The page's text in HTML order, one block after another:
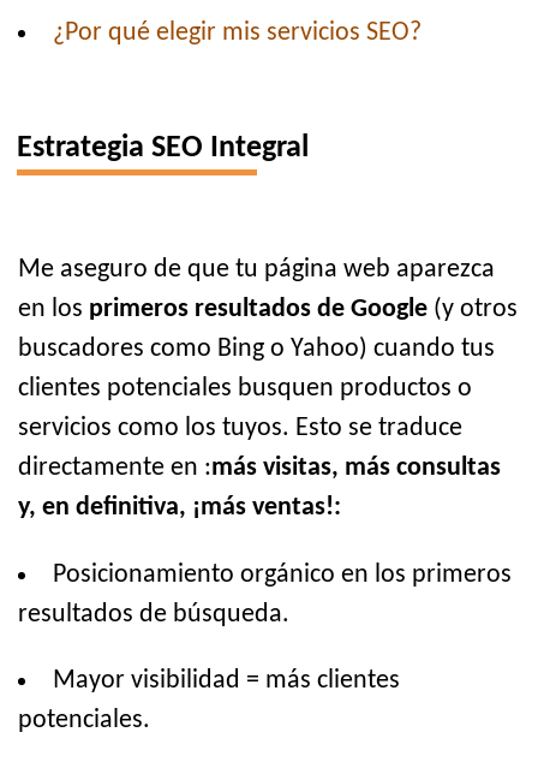
¿Por qué elegir mis servicios SEO?
Estrategia SEO Integral
Me aseguro de que tu página web aparezca
en los primeros resultados de Google (y otros
buscadores como Bing o Yahoo) cuando tus
clientes potenciales busquen productos o
servicios como los tuyos. Esto se traduce
directamente en :más visitas, más consultas
y, en definitiva, ¡más ventas!:
Posicionamiento orgánico en los primeros
resultados de búsqueda.
Mayor visibilidad = más clientes
potenciales.